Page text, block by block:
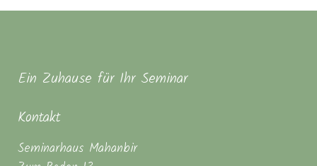
Ein Zuhause für Ihr Seminar
Kontakt
Seminarhaus Mahanbir